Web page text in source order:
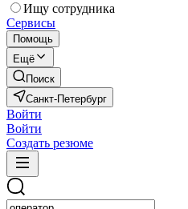
Ищу сотрудника
Сервисы
Помощь
Ещё
Поиск
Санкт-Петербург
Войти
Войти
Создать резюме